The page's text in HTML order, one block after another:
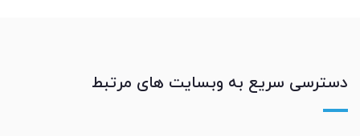
دسترسی سریع به وبسایت های مرتبط